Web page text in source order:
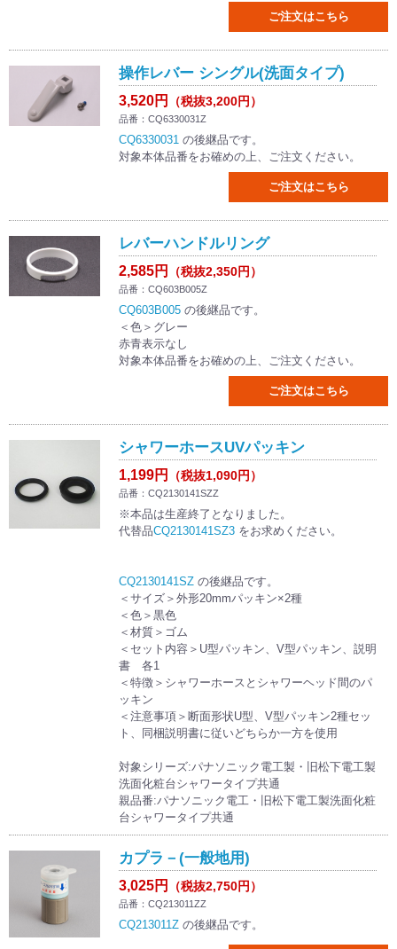
ご注文はこちら
操作レバー シングル(洗面タイプ)
3,520円 （税抜3,200円）
品番：CQ6330031Z
CQ6330031 の後継品です。
対象本体品番をお確めの上、ご注文ください。
ご注文はこちら
レバーハンドルリング
2,585円 （税抜2,350円）
品番：CQ603B005Z
CQ603B005の後継品です。
＜色＞グレー
赤青表示なし
対象本体品番をお確めの上、ご注文ください。
ご注文はこちら
シャワーホースUVパッキン
1,199円 （税抜1,090円）
品番：CQ2130141SZZ
※本品は生産終了となりました。
代替品CQ2130141SZ3をお求めください。
CQ2130141SZの後継品です。
＜サイズ＞外形20mmパッキン×2種
＜色＞黒色
＜材質＞ゴム
＜セット内容＞U型パッキン、V型パッキン、説明
書 各1
＜特徴＞シャワーホースとシャワーヘッド間のパ
ッキン
＜注意事項＞断面形状U型、V型パッキン2種セッ
ト、同梱説明書に従いどちらか一方を使用
対象シリーズ:パナソニック電工製・旧松下電工製
洗面化粧台シャワータイプ共通
親品番:パナソニック電工・旧松下電工製洗面化粧
台シャワータイプ共通
カプラ－(一般地用)
3,025円 （税抜2,750円）
品番：CQ213011ZZ
CQ213011Zの後継品です。